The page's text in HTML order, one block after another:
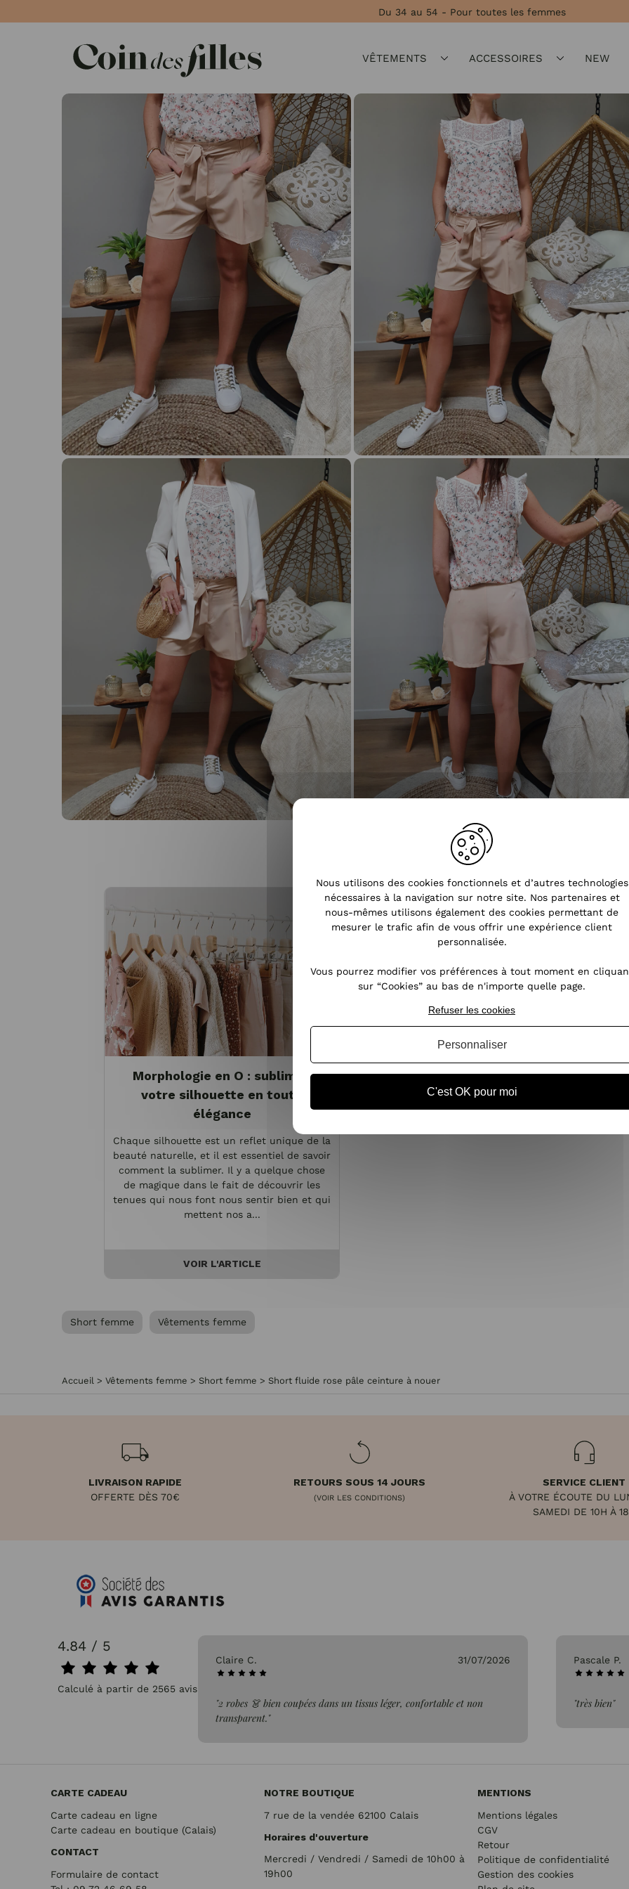
Du 34 au 54 - Pour toutes les femmes
VÊTEMENTS ACCESSOIRES NEW
Tendances
Morphologie en O : sublimez
votre silhouette en toute
élégance
Chaque silhouette est un reflet unique de la
beauté naturelle, et il est essentiel de savoir
comment la sublimer. Il y a quelque chose
de magique dans le fait de découvrir les
tenues qui nous font nous sentir bien et qui
mettent nos a...
VOIR L'ARTICLE
Short femme Vêtements femme
Accueil > Vêtements femme > Short femme > Short fluide rose pâle ceinture à nouer
LIVRAISON RAPIDE
OFFERTE DÈS 70€
RETOURS SOUS 14 JOURS
(VOIR LES CONDITIONS)
SERVICE CLIENT
À VOTRE ÉCOUTE DU
SAMEDI DE 10H À
4.84 / 5
Calculé à partir de 2565 avis.
31/07/2026 Claire C. 31/07/2026
"2 robes 👗 bien coupées dans un tissus léger, confortable et non
transparent."
Pascale P.
"très bien"
CARTE CADEAU
Carte cadeau en ligne
Carte cadeau en boutique (Calais)
CONTACT
Formulaire de contact
NOTRE BOUTIQUE
7 rue de la vendée 62100 Calais
Horaires d'ouverture
Mercredi / Vendredi / Samedi de 10h00 à
19h00
MENTIONS
Mentions légales
CGV
Retour
Politique de confidentialité
Gestion des cookies
Nous utilisons des cookies fonctionnels et d’autres technologies
nécessaires à la navigation sur notre site. Nos partenaires et
nous-mêmes utilisons également des cookies permettant de
mesurer le trafic afin de vous offrir une expérience client
personnalisée.
Vous pourrez modifier vos préférences à tout moment en
sur “Cookies” au bas de n'importe quelle page.
C'est OK pour moi
Refuser les cookies
Personnaliser